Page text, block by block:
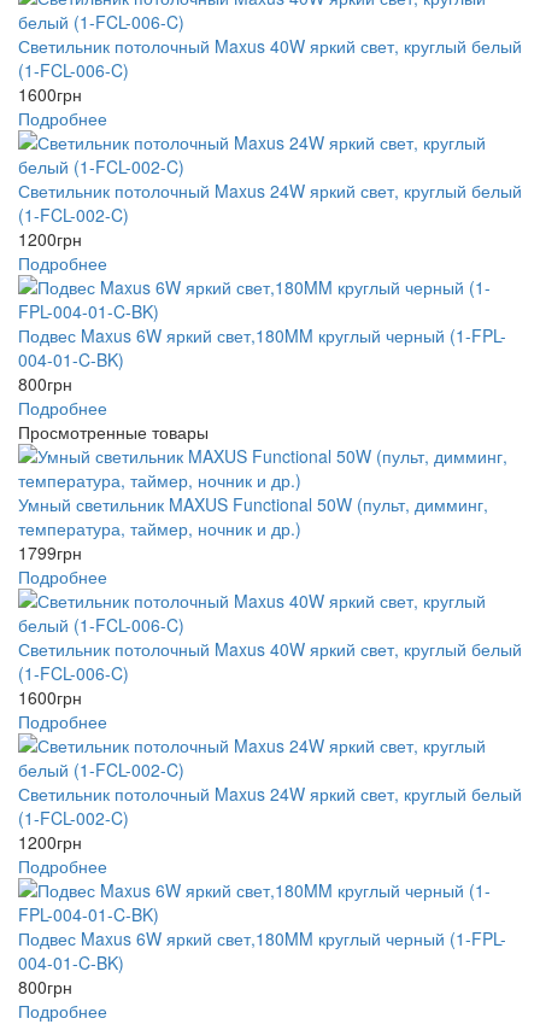
Светильник потолочный Maxus 40W яркий свет, круглый белый
(1-FCL-006-C)
1600грн
Подробнее
Светильник потолочный Maxus 24W яркий свет, круглый белый
(1-FCL-002-C)
1200грн
Подробнее
Подвес Maxus 6W яркий свет,180MM круглый черный (1-FPL-
004-01-C-BK)
800грн
Подробнее
Просмотренные товары
Умный светильник MAXUS Functional 50W (пульт, димминг,
температура, таймер, ночник и др.)
1799грн
Подробнее
Светильник потолочный Maxus 40W яркий свет, круглый белый
(1-FCL-006-C)
1600грн
Подробнее
Светильник потолочный Maxus 24W яркий свет, круглый белый
(1-FCL-002-C)
1200грн
Подробнее
Подвес Maxus 6W яркий свет,180MM круглый черный (1-FPL-
004-01-C-BK)
800грн
Подробнее